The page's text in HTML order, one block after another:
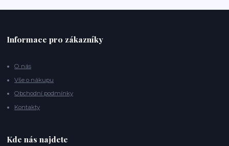
Informace pro zákazníky
O nás
Vše o nákupu
Obchodní podmínky
Kontakty
Kde nás najdete